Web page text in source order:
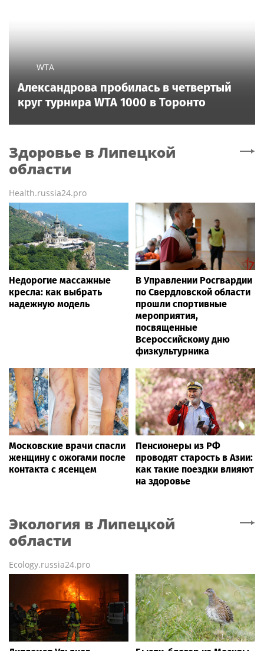
WTA
Александрова пробилась в четвертый
круг турнира WTA 1000 в Торонто
Здоровье в Липецкой
области
Health.russia24.pro
Недорогие массажные
кресла: как выбрать
надежную модель
В Управлении Росгвардии
по Свердловской области
прошли спортивные
мероприятия,
посвященные
Всероссийскому дню
физкультурника
Московские врачи спасли
женщину с ожогами после
контакта с ясенцем
Пенсионеры из РФ
проводят старость в Азии:
как такие поездки влияют
на здоровье
Экология в Липецкой
области
Ecology.russia24.pro